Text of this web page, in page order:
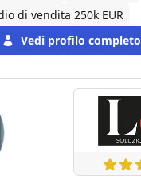
di vendita 250k EUR
Vedi profilo completo